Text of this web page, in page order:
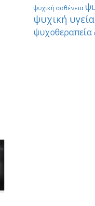
ψυχική ασθένεια
ψυχική υγεία
ψυχοθεραπεία